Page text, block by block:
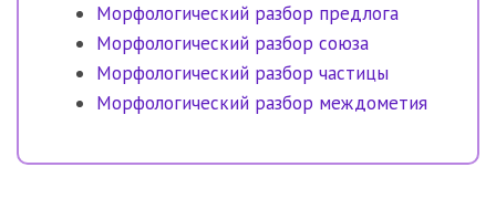
Морфологический разбор предлога
Морфологический разбор союза
Морфологический разбор частицы
Морфологический разбор междометия